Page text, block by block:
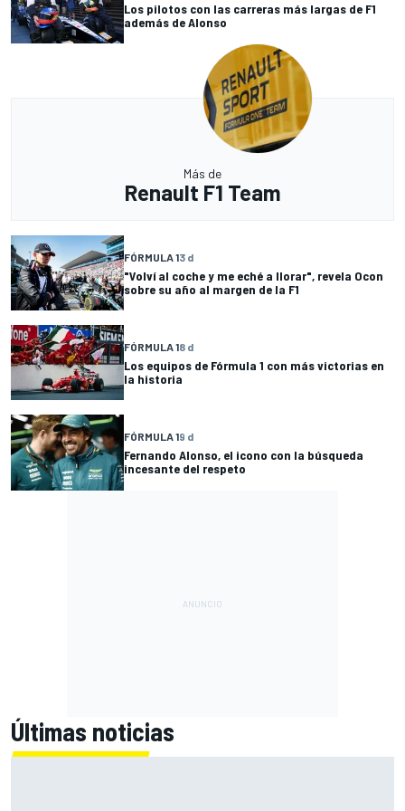
Los pilotos con las carreras más largas de F1
además de Alonso
Más de
Renault F1 Team
FÓRMULA 13 d
"Volví al coche y me eché a llorar", revela Ocon
sobre su año al margen de la F1
FÓRMULA 18 d
Los equipos de Fórmula 1 con más victorias en
la historia
FÓRMULA 19 d
Fernando Alonso, el icono con la búsqueda
incesante del respeto
Últimas noticias